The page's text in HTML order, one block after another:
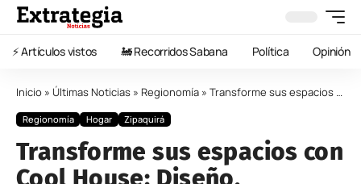
⚡️ Artículos vistos 🚂 Recorridos Sabana Política Opinión
Inicio » Últimas Noticias » Regionomía » Transforme sus espacios con Cool House: Diseño, acabados y remodelaciones en Zipaquirá
Regionomía Hogar Zipaquirá
Transforme sus espacios con
Cool House: Diseño,